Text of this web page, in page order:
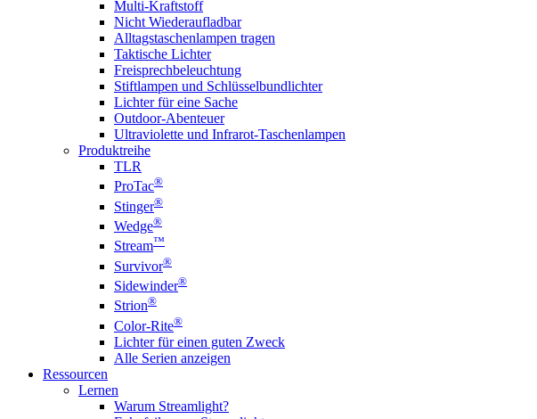
Multi-Kraftstoff
Nicht Wiederaufladbar
Alltagstaschenlampen tragen
Taktische Lichter
Freisprechbeleuchtung
Stiftlampen und Schlüsselbundlichter
Lichter für eine Sache
Outdoor-Abenteuer
Ultraviolette und Infrarot-Taschenlampen
Produktreihe
TLR
ProTac®
Stinger®
Wedge®
Stream™
Survivor®
Sidewinder®
Strion®
Color-Rite®
Lichter für einen guten Zweck
Alle Serien anzeigen
Ressourcen
Lernen
Warum Streamlight?